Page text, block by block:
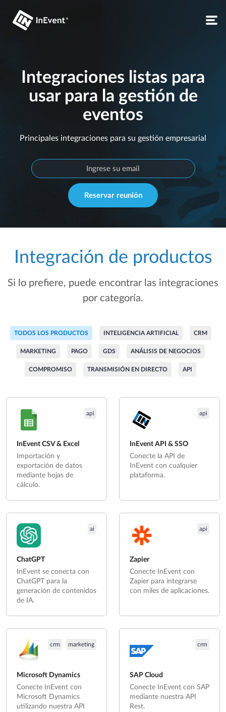
Integraciones listas para
usar para la gestión de
eventos
Principales integraciones para su gestión empresarial
Reservar reunión
Integración de productos
Si lo prefiere, puede encontrar las integraciones
por categoría.
TODOS LOS PRODUCTOS INTELIGENCIA ARTIFICIAL CRM
MARKETING PAGO GDS ANÁLISIS DE NEGOCIOS
COMPROMISO TRANSMISIÓN EN DIRECTO API
api
InEvent CSV & Excel
Importación y
exportación de datos
mediante hojas de
cálculo.
api
InEvent API & SSO
Conecte la API de
InEvent con cualquier
plataforma.
ai
ChatGPT
InEvent se conecta con
ChatGPT para la
generación de contenidos
de IA.
api
Zapier
Conecte InEvent con
Zapier para integrarse
con miles de aplicaciones.
crm marketing
Microsoft Dynamics
Conecte InEvent con
Microsoft Dynamics
utilizando nuestra API
crm
SAP Cloud
Conecte InEvent con SAP
mediante nuestra API
Rest.